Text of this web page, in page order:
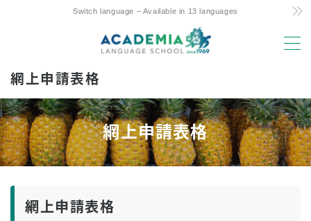
Switch language – Available in 13 languages
低成本！ 承諾與秘訣
夏威夷唯一的每周 4 天課程
親子留學友好支援
經驗豐富的師資力量
網上申請表格
網上申請表格
網上申請表格